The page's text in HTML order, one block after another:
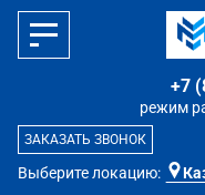
Выберите локацию:
режим
+7
ЗАКАЗАТЬ ЗВОНОК